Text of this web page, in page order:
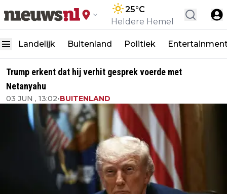
25°C
Heldere Hemel
Landelijk Buitenland Politiek
Trump erkent dat hij verhit gesprek voerde met
Netanyahu
03 JUN , 13:02•BUITENLAND